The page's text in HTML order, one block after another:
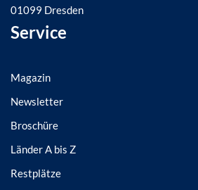
01099 Dresden
Service
Magazin
Newsletter
Broschüre
Länder A bis Z
Restplätze